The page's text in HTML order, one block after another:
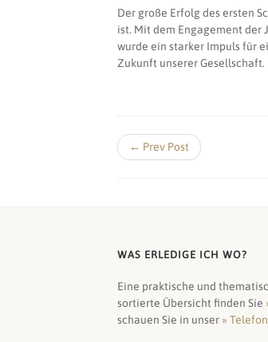
Der große Erfolg des ersten
ist. Mit dem Engagement der
wurde ein starker Impuls für
Zukunft unserer Gesellschaft.
← Prev Post
WAS ERLEDIGE ICH WO?
Eine praktische und
sortierte Übersicht finden Sie
schauen Sie in unser »